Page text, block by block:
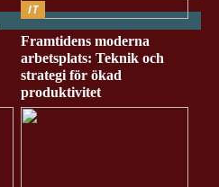
IT
Framtidens moderna
arbetsplats: Teknik och
strategi för ökad
produktivitet